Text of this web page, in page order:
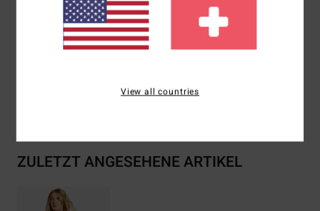
Zusammensetzung[Hauptstoff] 84 % recyceltes
Polyester, 16 % Elastan
ZULETZT ANGESEHENE ARTIKEL
View all countries